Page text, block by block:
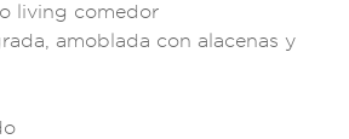
l iving comedor
amoblada con al acenas y